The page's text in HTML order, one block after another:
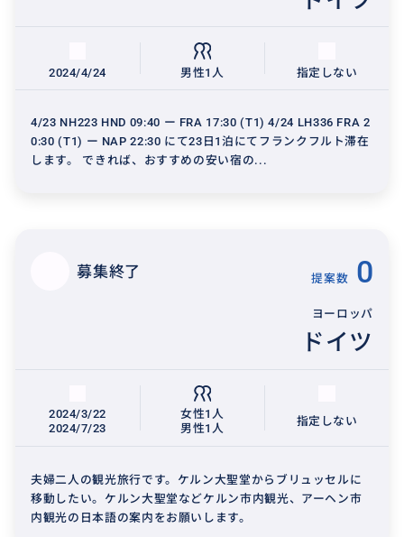
2024/4/24 男性1人 指定しない
4/23 NH223 HND 09:40 ー FRA 17:30 (T1) 4/24 LH336 FRA 2
0:30 (T1) ー NAP 22:30 にて23日1泊にてフランクフルト滞在
します。 できれば、おすすめの安い宿の...
募集終了 提案数 0
ヨーロッパ
ドイツ
2024/3/22
2024/7/23
女性1人
男性1人
指定しない
夫婦二人の観光旅行です。ケルン大聖堂からブリュッセルに
移動したい。ケルン大聖堂などケルン市内観光、アーヘン市
内観光の日本語の案内をお願いします。